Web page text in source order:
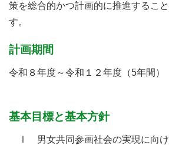
策を総合的かつ計画的に推進するこ
す。
計画期間
令和８年度～令和１２年度（5年間）
基本目標と基本方針
Ⅰ 男女共同参画社会の実現に向け